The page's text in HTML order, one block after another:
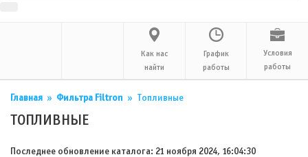
Как нас
найти
График
работы
Условия
работы
Главная » Фильтра Filtron » Топливные
ТОПЛИВНЫЕ
Последнее обновление каталога: 21 ноября 2024, 16:04:30